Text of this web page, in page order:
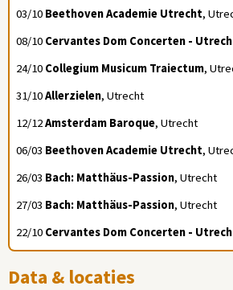
03/10 Beethoven Academie Utrecht,
08/10 Cervantes Dom Concerten -
24/10 Collegium Musicum Traiectum,
31/10Allerzielen, Utrecht
12/12Amsterdam Baroque, Utrecht
06/03 Beethoven Academie Utrecht,
26/03 Bach: Matthäus-Passion, Utrecht
27/03 Bach: Matthäus-Passion, Utrecht
22/10 Cervantes Dom Concerten -
Data & locaties